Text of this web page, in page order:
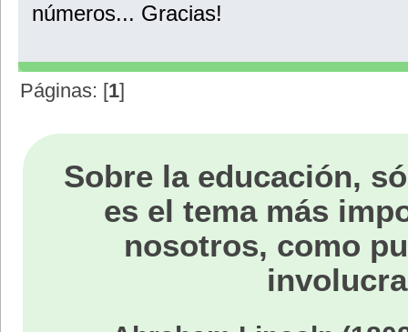
números... Gracias!
Páginas: [1]
Sobre la educación,
es el tema más
nosotros, como